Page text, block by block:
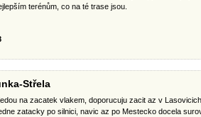
terénům, co na té trase jsou.
Střela
na zacatek vlakem, doporucuju zacit az v
zatacky po silnici, navic az po Mestecko docela